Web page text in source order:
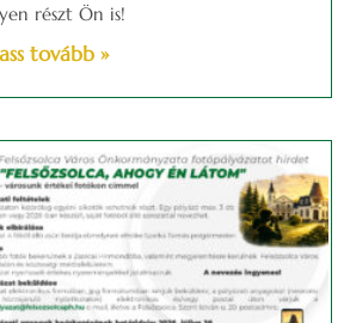
részt Ön is!
tovább »